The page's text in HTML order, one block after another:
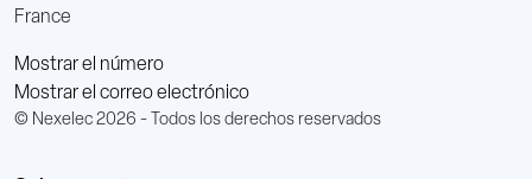
France
Mostrar el número
Mostrar el correo electrónico
© Nexelec 2026 - Todos los derechos reservados